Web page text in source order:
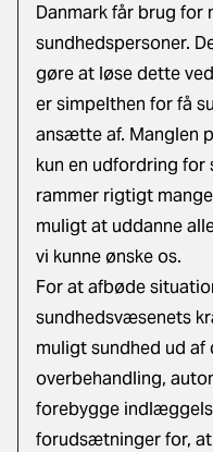
Danmark får brug for
sundhedspersoner.
gøre at løse dette
er simpelthen for få
ansætte af. Manglen
kun en udfordring for
rammer rigtigt
muligt at uddanne
vi kunne ønske os.
For at afbøde
sundhedsvæsenets
muligt sundhed ud af
overbehandling,
forebygge
forudsætninger for, at